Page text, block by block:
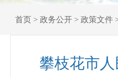
首页 > 政务公开 > 政策文件
攀枝花市